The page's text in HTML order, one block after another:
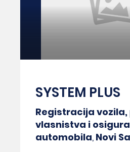
SYSTEM PLUS
Registracija vozila,
vlasnistva i
automobila, Novi